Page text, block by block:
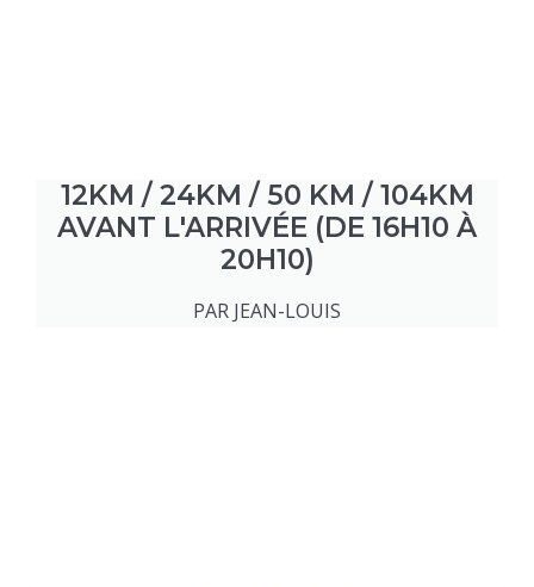
12KM / 24KM / 50 KM / 104KM
AVANT L'ARRIVÉE (DE 16H10 À
20H10)
PAR JEAN-LOUIS